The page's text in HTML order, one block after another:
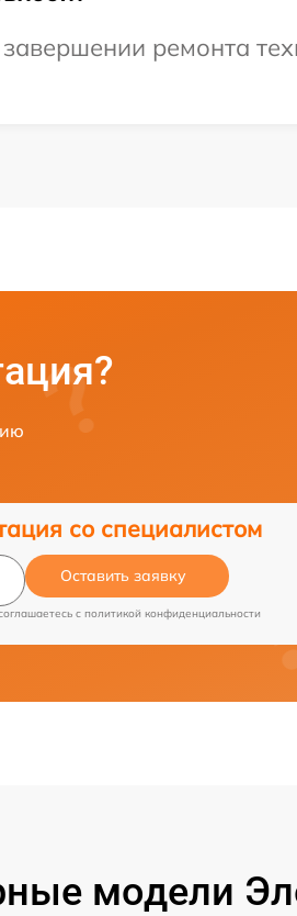
ремонта
со специалистом
Оставить заявку
c политикой конфиденциальности
модели